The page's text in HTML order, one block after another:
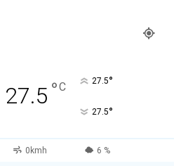
27.5 °C 27.5°
27.5°
0kmh 6 %